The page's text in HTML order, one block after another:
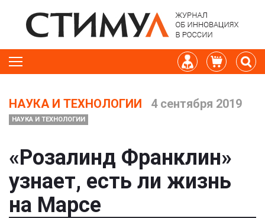
НАУКА И ТЕХНОЛОГИИ 4 сентября 2019
НАУКА И ТЕХНОЛОГИИ
«Розалинд Франклин»
узнает, есть ли жизнь
на Марсе